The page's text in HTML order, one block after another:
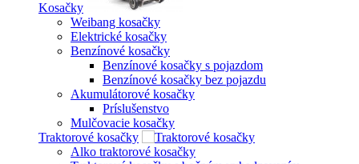
Kosačky
Weibang kosačky
Elektrické kosačky
Benzínové kosačky
Benzínové kosačky s pojazdom
Benzínové kosačky bez pojazdu
Akumulátorové kosačky
Príslušenstvo
Mulčovacie kosačky
Traktorové kosačky
Alko traktorové kosačky